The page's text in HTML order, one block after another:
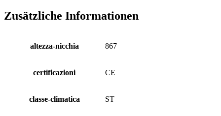
Zusätzliche Informationen
altezza-nicchia 867
certificazioni CE
classe-climatica ST